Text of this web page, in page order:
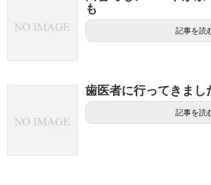
も
記事を読
歯医者に行ってきまし
記事を読